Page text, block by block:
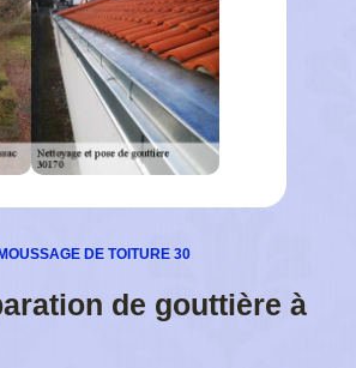
DE TOITURE 30
de gouttière à